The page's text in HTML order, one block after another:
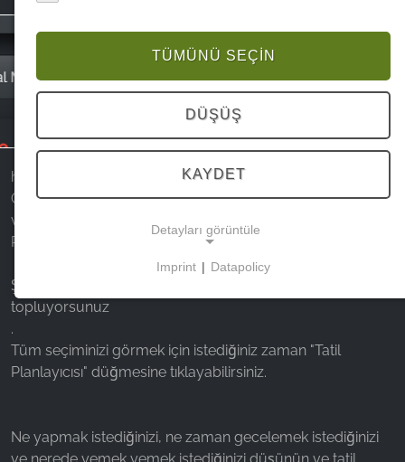
harzspots.com'da gezinirken Gezilecek Yerler, Konaklama,
Gastronomi, Alışveriş, Kültür veya Keşfet kategorilerinden
veya ilgili alt kategorilerinden bir girişi beğendiyseniz, Tatil
Planlayıcısı düğmesinin yanındaki ❤ işaretine tıklayın.
Şu anda, favorilerinizi bir tür alışveriş sepetinde
topluyorsunuz
.
Tüm seçiminizi görmek için istediğiniz zaman "Tatil
Planlayıcısı" düğmesine tıklayabilirsiniz.
Ne yapmak istediğinizi, ne zaman gecelemek istediğinizi
TÜMÜNÜ SEÇIN
DÜŞÜŞ
KAYDET
Detayları görüntüle
Bu çerezler temel işlevselliği sağlar ve web
Pazarlama çerezleri üçüncü taraflarca
Imprint | Datapolicy